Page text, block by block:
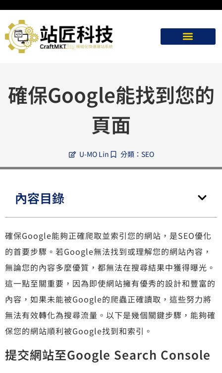
確保Google能找到您的
頁面
U-MO Lin 分類： SEO
內容目錄
確保Google能夠正確爬取並索引您的網站，是SEO優化
的首要步驟。若Google無法找到或理解您的網站內容，
無論您的內容多麼優質，都無法在搜尋結果中獲得曝光。
這一點至關重要，因為即使網站擁有優秀的設計和豐富的
內容，如果未能被Google的爬蟲正確讀取，這些努力將
無法有效轉化為搜尋流量。以下是幾個關鍵步驟，能夠確
保您的網站順利被Google找到和索引。
提交網站至Google Search Console